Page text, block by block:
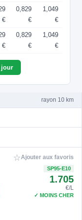
€
0,829
€
1,049
€
€
0,829
€
1,049
€
rayon 10 km
☆Ajouter aux favoris
SP95-E10
1.705
€/L
✓ MOINS CHER